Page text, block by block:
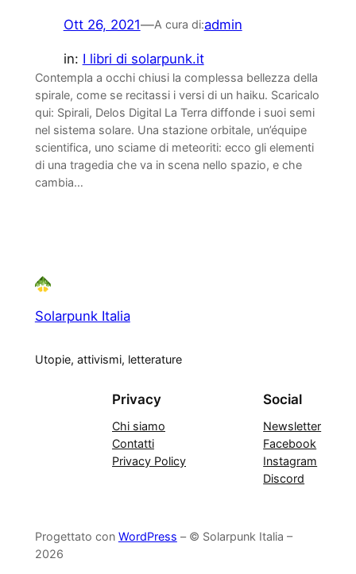
Ott 26, 2021—A cura di:admin
in: I libri di solarpunk.it
Contempla a occhi chiusi la complessa bellezza della
spirale, come se recitassi i versi di un haiku. Scaricalo
qui: Spirali, Delos Digital La Terra diffonde i suoi semi
nel sistema solare. Una stazione orbitale, un’équipe
scientifica, uno sciame di meteoriti: ecco gli elementi
di una tragedia che va in scena nello spazio, e che
cambia…
Solarpunk Italia
Utopie, attivismi, letterature
Privacy
Chi siamo
Contatti
Privacy Policy
Social
Newsletter
Facebook
Instagram
Discord
Progettato con WordPress – © Solarpunk Italia –
2026